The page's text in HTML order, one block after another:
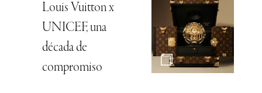
Louis Vuitton x
UNICEF, una
década de
compromiso